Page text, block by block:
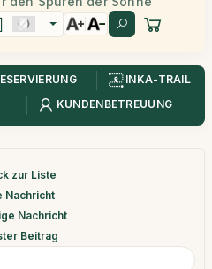
INKA-TRAIL
KUNDENBETREUUNG
zur Liste
Nachricht
Nachricht
Beitrag